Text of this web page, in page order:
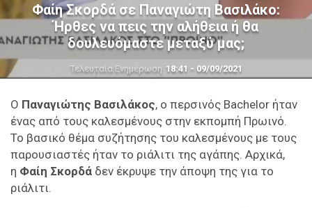
Φαίη Σκορδά σε Παναγιώτη Βασιλάκο:
Ήρθες να πεις την αλήθεια ή θα
δουλευόμαστε μεταξύ μας;
Τελευταία Ενημέρωση 18:41 - 09/09/2021
O Παναγιώτης Βασιλάκος, ο περσινός Bachelor ήταν
ένας από τους καλεσμένους στην εκπομπή Πρωινό.
Το βασικό θέμα συζήτησης του καλεσμένους με τους
παρουσιαστές ήταν το ριάλιτι της αγάπης. Αρχικά,
η Φαίη Σκορδά δεν έκρυψε την άποψη της για το
ριάλιτι.